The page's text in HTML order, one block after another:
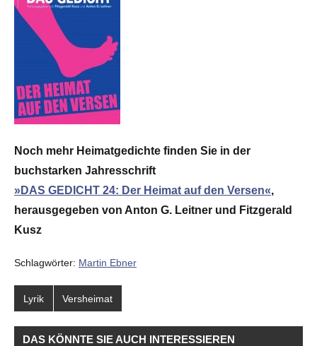
Noch mehr Heimatgedichte finden Sie in der
buchstarken Jahresschrift
»DAS GEDICHT 24: Der Heimat auf den Versen«,
herausgegeben von Anton G. Leitner und Fitzgerald
Kusz
Schlagwörter: Martin Ebner
Lyrik Versheimat
DAS KÖNNTE SIE AUCH INTERESSIEREN